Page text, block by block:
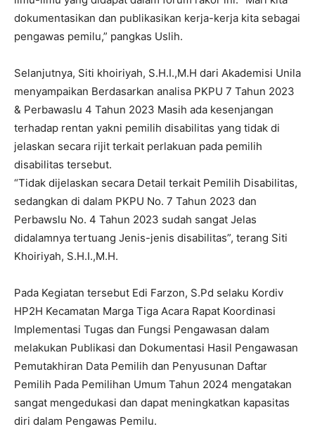
dokumentasikan dan publikasikan kerja-kerja kita sebagai
pengawas pemilu,” pangkas Uslih.
Selanjutnya, Siti khoiriyah, S.H.I.,M.H dari Akademisi Unila
menyampaikan Berdasarkan analisa PKPU 7 Tahun 2023
& Perbawaslu 4 Tahun 2023 Masih ada kesenjangan
terhadap rentan yakni pemilih disabilitas yang tidak di
jelaskan secara rijit terkait perlakuan pada pemilih
disabilitas tersebut.
“Tidak dijelaskan secara Detail terkait Pemilih Disabilitas,
sedangkan di dalam PKPU No. 7 Tahun 2023 dan
Perbawslu No. 4 Tahun 2023 sudah sangat Jelas
didalamnya tertuang Jenis-jenis disabilitas”, terang Siti
Khoiriyah, S.H.I.,M.H.
Pada Kegiatan tersebut Edi Farzon, S.Pd selaku Kordiv
HP2H Kecamatan Marga Tiga Acara Rapat Koordinasi
Implementasi Tugas dan Fungsi Pengawasan dalam
melakukan Publikasi dan Dokumentasi Hasil Pengawasan
Pemutakhiran Data Pemilih dan Penyusunan Daftar
Pemilih Pada Pemilihan Umum Tahun 2024 mengatakan
sangat mengedukasi dan dapat meningkatkan kapasitas
diri dalam Pengawas Pemilu.